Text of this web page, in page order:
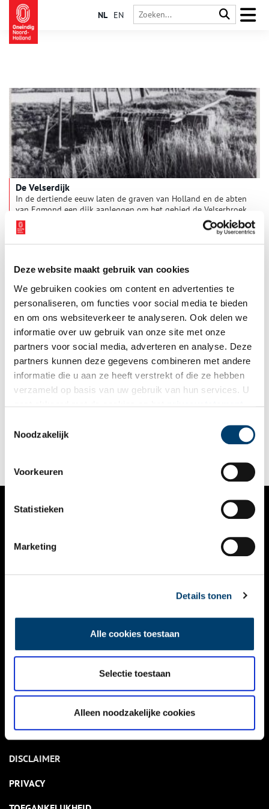
Deze website maakt gebruik van cookies
We gebruiken cookies om content en advertenties te
personaliseren, om functies voor social media te bieden
en om ons websiteverkeer te analyseren. Ook delen we
informatie over uw gebruik van onze site met onze
partners voor social media, adverteren en analyse. Deze
partners kunnen deze gegevens combineren met andere
informatie die u aan ze heeft verstrekt of die ze hebben
verzameld op basis van uw gebruik van hun services. U
Noodzakelijk
Voorkeuren
Statistieken
Marketing
Details tonen
Alle cookies toestaan
Selectie toestaan
Alleen noodzakelijke cookies
NL EN
De Velserdijk
In de dertiende eeuw laten de graven van Holland en de abten
van Egmond een dijk aanleggen om het gebied de Velserbroek
te beschermen tegen overstromingen. Tot op de dag van
vandaag is het grootste deel van de dijk nog zichtbaar. De
Velserdijk doorstond ruim 10 eeuwen geschiedenis.
Sluisjes in de Velserdijk
De Velserdijk is één van de oudste overgebleven dijktypes met
sluisjes. Om die reden is de dijk een authentiek,
sociaalhistorisch en landbouwhistorisch belang vanwege de
functie van bescherming van de weidegebieden.
NIEUWS
KALENDER
ACTIVITEITEN
NIEUWSBRIEF
DISCLAIMER
PRIVACY